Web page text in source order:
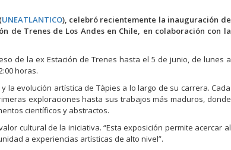
UNEATLANTICO), celebró recientemente la inauguración de
de Trenes de Los Andes en Chile, en colaboración con la
de la ex Estación de Trenes hasta el 5 de junio, de lunes a
horas.
evolución artística de Tàpies a lo largo de su carrera. Cada
exploraciones hasta sus trabajos más maduros, donde
científicos y abstractos.
cultural de la iniciativa. “Esta exposición permite acercar al
a experiencias artísticas de alto nivel”.